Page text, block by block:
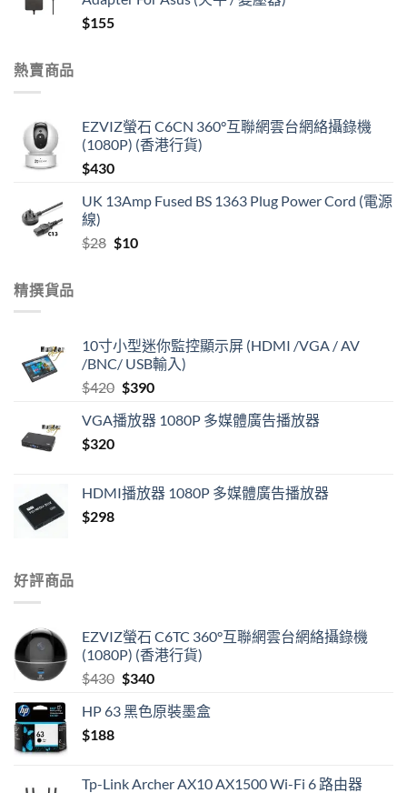
$155
熱賣商品
EZVIZ螢石 C6CN 360°互聯網雲台網絡攝錄機
(1080P) (香港行貨)
$430
UK 13Amp Fused BS 1363 Plug Power Cord (電源
線)
$28 Original
$10Current
精撰貨品
10寸小型迷你監控顯示屏 (HDMI /VGA / AV
/BNC/ USB輸入)
$420 Original
was:
$390Current
is:
VGA播放器 1080P 多媒體廣告播放器
$320
HDMI播放器 1080P 多媒體廣告播放器
$298
好評商品
EZVIZ螢石 C6TC 360°互聯網雲台網絡攝錄機
(1080P) (香港行貨)
$430 Original
was:
$340Current
is:
HP 63 黑色原裝墨盒
$188
Tp-Link Archer AX10 AX1500 Wi-Fi 6 路由器